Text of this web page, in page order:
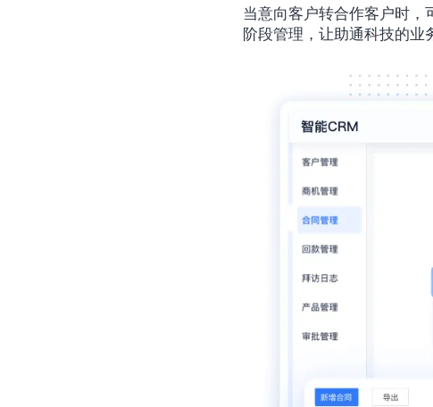
当意向客户转合作客户时，
阶段管理，让助通科技的业